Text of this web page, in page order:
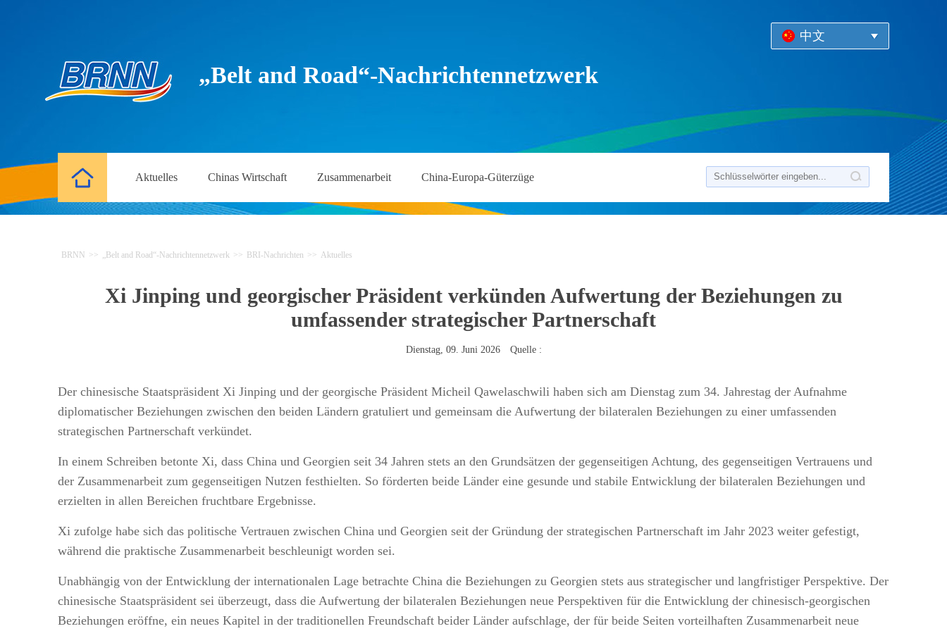
中文
„Belt and Road“-Nachrichtennetzwerk
Aktuelles Chinas Wirtschaft Zusammenarbeit China-Europa-Güterzüge
BRNN >> „Belt and Road“-Nachrichtennetzwerk >> BRI-Nachrichten >> Aktuelles
Xi Jinping und georgischer Präsident verkünden Aufwertung der Beziehungen zu
umfassender strategischer Partnerschaft
Dienstag, 09. Juni 2026 Quelle :
Der chinesische Staatspräsident Xi Jinping und der georgische Präsident Micheil Qawelaschwili haben sich am Dienstag zum 34. Jahrestag der Aufnahme
diplomatischer Beziehungen zwischen den beiden Ländern gratuliert und gemeinsam die Aufwertung der bilateralen Beziehungen zu einer umfassenden
strategischen Partnerschaft verkündet.
In einem Schreiben betonte Xi, dass China und Georgien seit 34 Jahren stets an den Grundsätzen der gegenseitigen Achtung, des gegenseitigen Vertrauens und
der Zusammenarbeit zum gegenseitigen Nutzen festhielten. So förderten beide Länder eine gesunde und stabile Entwicklung der bilateralen Beziehungen und
erzielten in allen Bereichen fruchtbare Ergebnisse.
Xi zufolge habe sich das politische Vertrauen zwischen China und Georgien seit der Gründung der strategischen Partnerschaft im Jahr 2023 weiter gefestigt,
während die praktische Zusammenarbeit beschleunigt worden sei.
Unabhängig von der Entwicklung der internationalen Lage betrachte China die Beziehungen zu Georgien stets aus strategischer und langfristiger Perspektive. Der
chinesische Staatspräsident sei überzeugt, dass die Aufwertung der bilateralen Beziehungen neue Perspektiven für die Entwicklung der chinesisch-georgischen
Beziehungen eröffne, ein neues Kapitel in der traditionellen Freundschaft beider Länder aufschlage, der für beide Seiten vorteilhaften Zusammenarbeit neue